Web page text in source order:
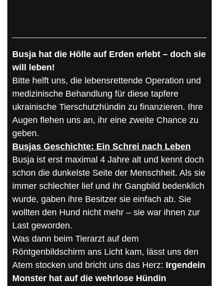
Busja hat die Hölle auf Erden erlebt – doch sie
will leben!
Bitte helft uns, die lebensrettende Operation und
medizinische Behandlung für diese tapfere
ukrainische Tierschutzhündin zu finanzieren. Ihre
Augen flehen uns an, ihr eine zweite Chance zu
geben.
Busjas Geschichte: Ein Schrei nach Leben
Busja ist erst maximal 4 Jahre alt und kennt doch
schon die dunkelste Seite der Menschheit. Als sie
immer schlechter lief und ihr Gangbild bedenklich
wurde, gaben ihre Besitzer sie einfach ab. Sie
wollten den Hund nicht mehr – sie war ihnen zur
Last geworden.
Was dann beim Tierarzt auf dem
Röntgenbildschirm ans Licht kam, lässt uns den
Atem stocken und bricht uns das Herz: Irgendein
Monster hat auf die wehrlose Hündin